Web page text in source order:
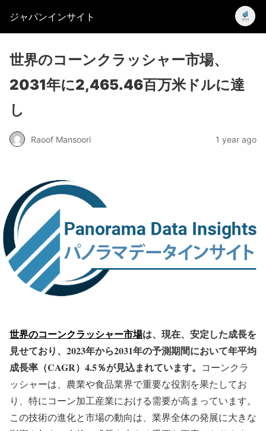
ジャパンインサイト
世界のコーンクラッシャー市場、
2031年に2,465.46百万米ドルに達
し
Raoof Mansoori 1 year ago
世界のコーンクラッシャー市場は、現在、安定した成長を
見せており、2023年から2031年の予測期間において年平均
成長率（CAGR）4.5％が見込まれています。 コーンクラ
ッシャーは、農業や食品業界で重要な役割を果たしてお
り、特にコーン加工産業における需要が高まっています。
この技術の進化と市場の動向は、業界全体の発展に大きな